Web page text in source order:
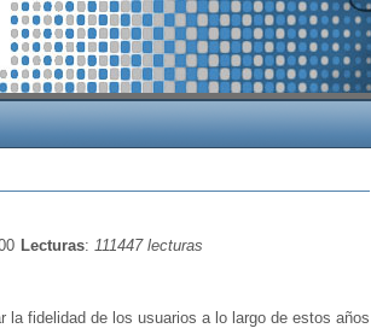
Lecturas: 111447 lecturas
la fidelidad de los usuarios a lo largo de estos años